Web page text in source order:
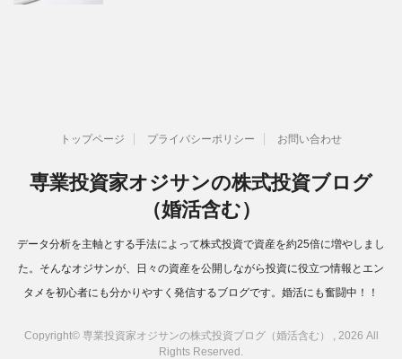
トップページ プライバシーポリシー お問い合わせ
専業投資家オジサンの株式投資ブログ
（婚活含む）
データ分析を主軸とする手法によって株式投資で資産を約25倍に増やしまし
た。そんなオジサンが、日々の資産を公開しながら投資に役立つ情報とエン
タメを初心者にも分かりやすく発信するブログです。婚活にも奮闘中！！
Copyright© 専業投資家オジサンの株式投資ブログ（婚活含む） , 2026 All
Rights Reserved.